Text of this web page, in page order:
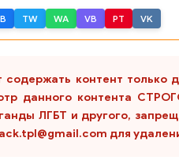
TW WA VB PT VK
контент только
данного контента
ЛГБТ и другого,
для